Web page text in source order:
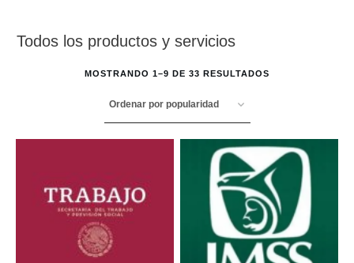
Todos los productos y servicios
MOSTRANDO 1–9 DE 33 RESULTADOS